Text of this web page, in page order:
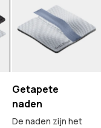
Getapete
naden
De naden zijn het